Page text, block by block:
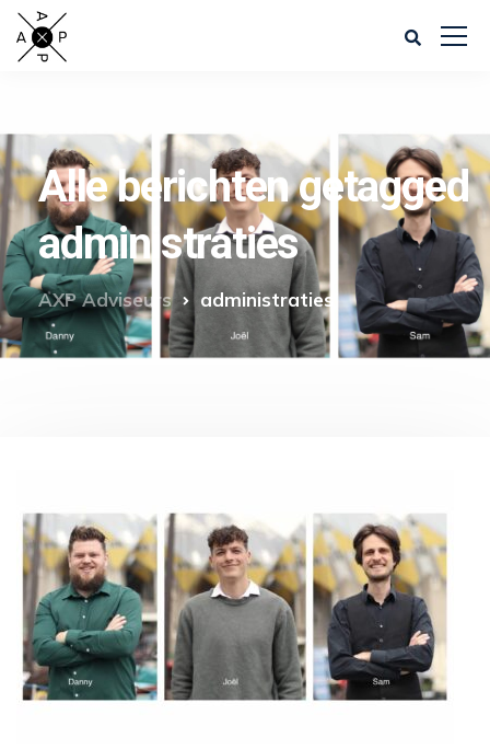
Alle berichten getagged
administraties
AXP Adviseurs administraties